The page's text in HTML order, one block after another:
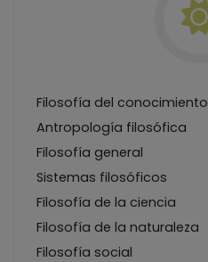
Filosofía del conocimiento
Antropología filosófica
Filosofía general
Sistemas filosóficos
Filosofía de la ciencia
Filosofía de la naturaleza
Filosofía social